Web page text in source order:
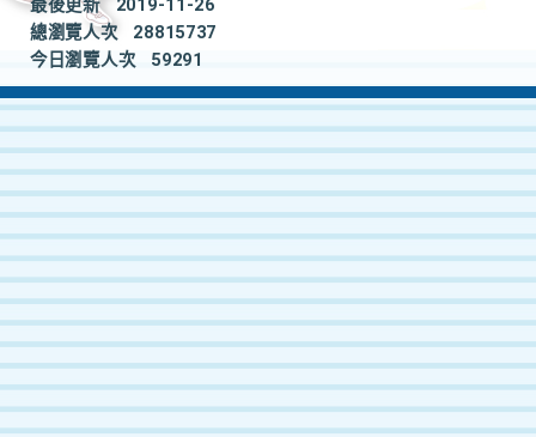
最後更新
2019-11-26
總瀏覽人次
28815737
今日瀏覽人次
59291